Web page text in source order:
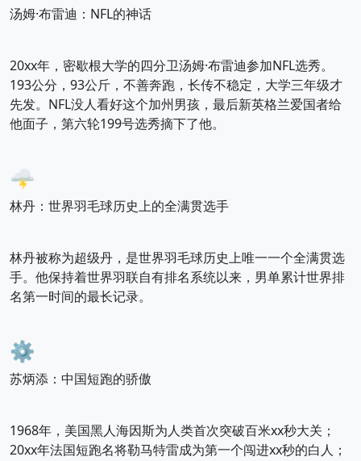
汤姆·布雷迪：NFL的神话
20xx年，密歇根大学的四分卫汤姆·布雷迪参加NFL选秀。
193公分，93公斤，不善奔跑，长传不稳定，大学三年级才
先发。NFL没人看好这个加州男孩，最后新英格兰爱国者给
他面子，第六轮199号选秀摘下了他。
🌩️
林丹：世界羽毛球历史上的全满贯选手
林丹被称为超级丹，是世界羽毛球历史上唯一一个全满贯选
手。他保持着世界羽联自有排名系统以来，男单累计世界排
名第一时间的最长记录。
⚙️
苏炳添：中国短跑的骄傲
1968年，美国黑人海因斯为人类首次突破百米xx秒大关；
20xx年法国短跑名将勒马特雷成为第一个闯进xx秒的白人；